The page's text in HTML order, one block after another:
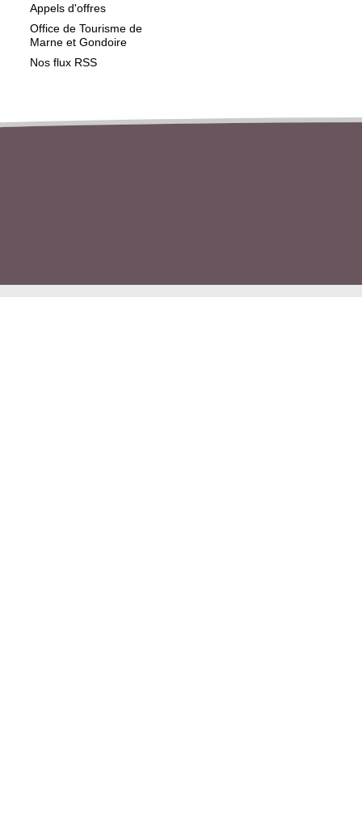
Appels d'offres
Office de Tourisme de
Marne et Gondoire
Nos flux RSS